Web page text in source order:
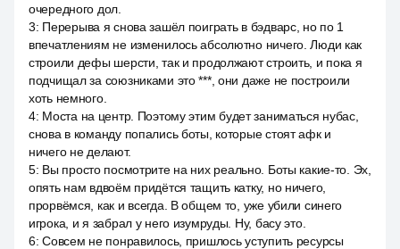
очередного дол.
3: Перерыва я снова зашёл поиграть в бэдварс, но по 1
впечатлениям не изменилось абсолютно ничего. Люди как
строили дефы шерсти, так и продолжают строить, и пока я
подчищал за союзниками это ***, они даже не построили
хоть немного.
4: Моста на центр. Поэтому этим будет заниматься нубас,
снова в команду попались боты, которые стоят афк и
ничего не делают.
5: Вы просто посмотрите на них реально. Боты какие-то. Эх,
опять нам вдвоём придётся тащить катку, но ничего,
прорвёмся, как и всегда. В общем то, уже убили синего
игрока, и я забрал у него изумруды. Ну, басу это.
6:Совсем не понравилось, пришлось уступить ресурсы